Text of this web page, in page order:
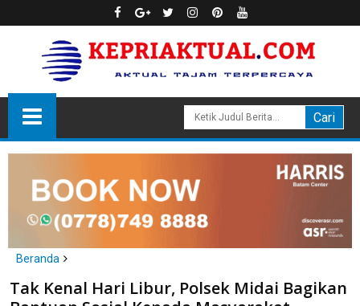
Beranda
natuna
Tak Kenal Hari Libur, Polsek Midai Bagikan Bantuan Sosial
Tak Kenal Hari Libur, Polsek Midai Bagikan